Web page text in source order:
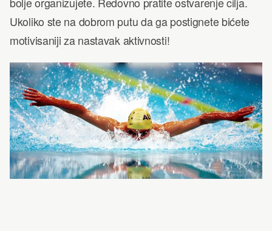
Ukoliko ste na dobrom putu da ga postignete bićete
motivisaniji za nastavak aktivnosti!